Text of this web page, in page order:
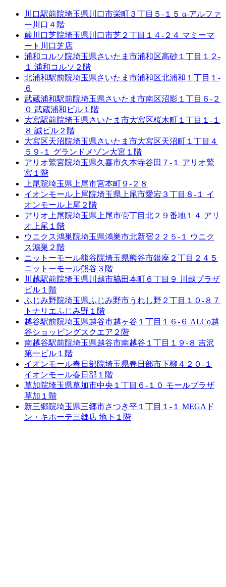
川口駅前院埼玉県川口市栄町３丁目５-１５ α-アルファ
ー川口４階
蕨川口芝院埼玉県川口市芝２丁目１４-２４ マミーマ
ート川口芝店
浦和コルソ院埼玉県さいたま市浦和区高砂１丁目１２-
１ 浦和コルソ２階
北浦和駅前院埼玉県さいたま市浦和区北浦和１丁目１-
６
武蔵浦和駅前院埼玉県さいたま市南区沼影１丁目６-２
０ 武蔵浦和ビル１階
大宮駅前院埼玉県さいたま市大宮区桜木町１丁目１-１
８ 誠ビル２階
大宮区天沼院埼玉県さいたま市大宮区天沼町１丁目４
５９-１ グランドメゾン大宮１階
アリオ鷲宮院埼玉県久喜市久本寺谷田７-１ アリオ鷲
宮１階
上尾院埼玉県上尾市宮本町９-２８
イオンモール上尾院埼玉県上尾市愛宕３丁目８-１ イ
オンモール上尾２階
アリオ上尾院埼玉県上尾市壱丁目北２９番地１４ アリ
オ上尾１階
ウニクス鴻巣院埼玉県鴻巣市北新宿２２５-１ ウニク
ス鴻巣２階
ニットーモール熊谷院埼玉県熊谷市銀座２丁目２４５
ニットーモール熊谷３階
川越駅前院埼玉県川越市脇田本町６丁目９ 川越プラザ
ビル１階
ふじみ野院埼玉県ふじみ野市うれし野２丁目１０-８７
トナリエふじみ野１階
越谷駅前院埼玉県越谷市越ヶ谷１丁目１６-６ ALCo越
谷ショッピングスクエア２階
南越谷駅前院埼玉県越谷市南越谷１丁目１９-８ 吉沢
第一ビル１階
イオンモール春日部院埼玉県春日部市下柳４２０-１
イオンモール春日部１階
草加院埼玉県草加市中央１丁目６-１０ モールプラザ
草加１階
新三郷院埼玉県三郷市さつき平１丁目１-１ MEGAド
ン・キホーテ三郷店 地下１階